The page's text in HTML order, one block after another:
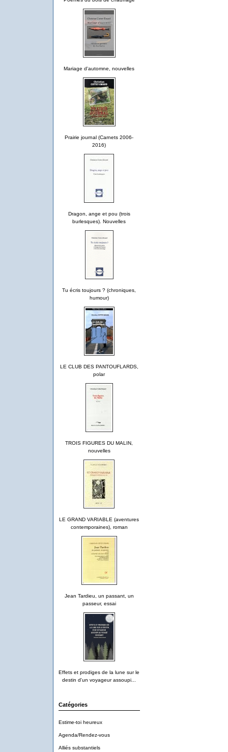
Mariage d'automne, nouvelles
Prairie journal (Carnets 2006-
2016)
Dragon, ange et pou (trois
burlesques). Nouvelles
Tu écris toujours ? (chroniques,
humour)
LE CLUB DES PANTOUFLARDS,
polar
TROIS FIGURES DU MALIN,
nouvelles
LE GRAND VARIABLE (aventures
contemporaines), roman
Jean Tardieu, un passant, un
passeur, essai
Effets et prodiges de la lune sur le
destin d'un voyageur assoupi...
Catégories
Estime-toi heureux
Agenda/Rendez-vous
Alliés substantiels